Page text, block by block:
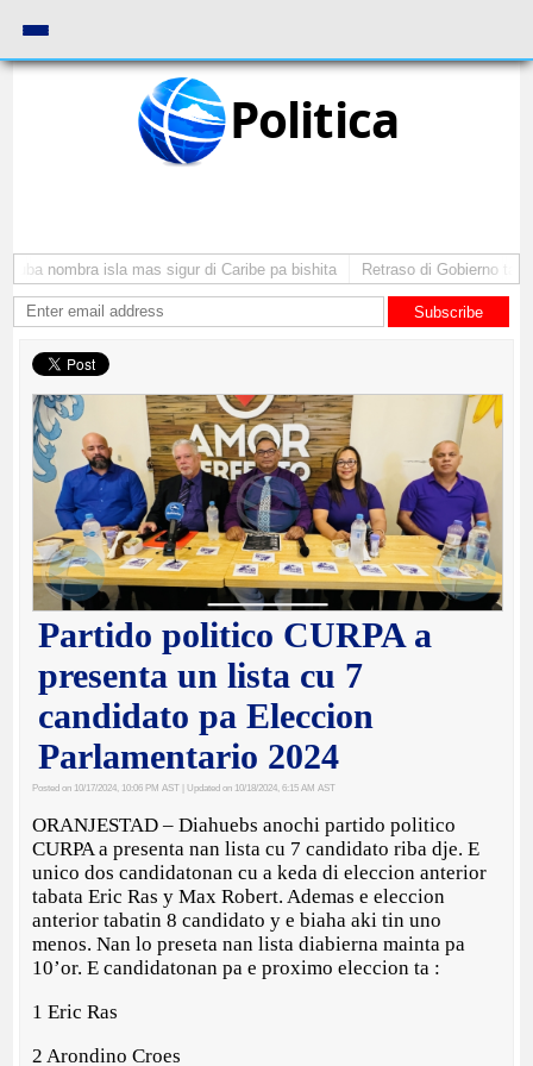
Politica
nombra isla mas sigur di Caribe pa bishita Retraso di Gobierno ta
Subscribe
Partido politico CURPA a
presenta un lista cu 7
candidato pa Eleccion
Parlamentario 2024
Posted on 10/17/2024, 10:06 PM AST | Updated on 10/18/2024, 6:15 AM AST
ORANJESTAD – Diahuebs anochi partido politico
CURPA a presenta nan lista cu 7 candidato riba dje. E
unico dos candidatonan cu a keda di eleccion anterior
tabata Eric Ras y Max Robert. Ademas e eleccion
anterior tabatin 8 candidato y e biaha aki tin uno
menos. Nan lo preseta nan lista diabierna mainta pa
10’or. E candidatonan pa e proximo eleccion ta :
1 Eric Ras
2 Arondino Croes